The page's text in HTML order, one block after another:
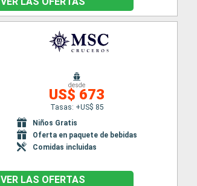
desde
US$ 673
Tasas: +US$ 85
Niños Gratis
Oferta en paquete de bebidas
Comidas incluidas
VER LAS OFERTAS